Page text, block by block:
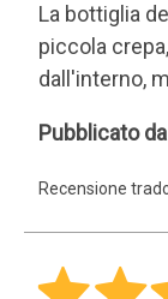
La bottiglia
piccola
dall'interno,
Monse
Pubblicato
Recensione